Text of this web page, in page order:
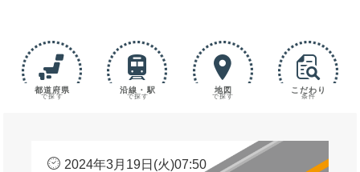
都道府県
で探す
沿線・駅
で探す
地図
で探す
こだわり
条件
2024年3月19日(火)07:50